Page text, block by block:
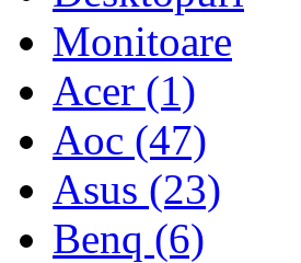
Monitoare
Acer (1)
Aoc (47)
Asus (23)
Benq (6)